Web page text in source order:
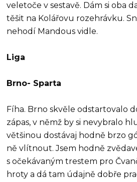
veletoče v sestavě. Dám si oba
těšit na Kolářovu rozehrávku.
nehodí Mandous vidle.
Liga
Brno- Sparta
Fíha. Brno skvěle odstartovalo
zápas, v němž by si nevybralo
většinou dostávaj hodně brzo
ně vlítnout. Jsem hodně
s očekávaným trestem pro
hroty a dá tam údajně dobře